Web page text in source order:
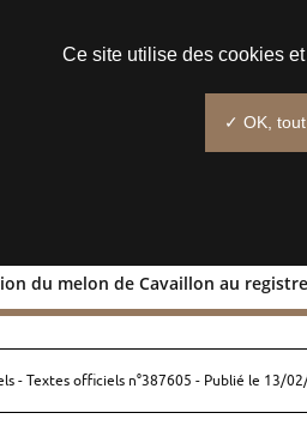
du melon de Cavaillon au registre
du melon de
- Textes officiels n°387605 - Publié le 13/
Ce site utilise des cookies
✓ OK,